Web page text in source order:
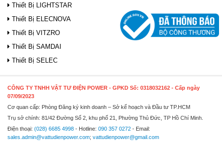
Thiết Bị LIGHTSTAR
Thiết Bị ELECNOVA
Thiết Bị VITZRO
Thiết Bị SAMDAI
Thiết Bị SELEC
CÔNG TY TNHH VẬT TƯ ĐIỆN POWER - GPKD Số: 0318032162 - Cấp ngày
07/09/2023
Cơ quan cấp: Phòng Đăng ký kinh doanh – Sở kế hoạch và Đầu tư TP.HCM
Trụ sở chính: 81/42 Đường Số 2, khu phố 21, Phường Thủ Đức, TP Hồ Chí Minh.
Điện thoại: (028) 6685 4998 - Hotline: 090 357 0272 - Email:
sales.admin@vattudienpower.com; vattudienpower@gmail.com